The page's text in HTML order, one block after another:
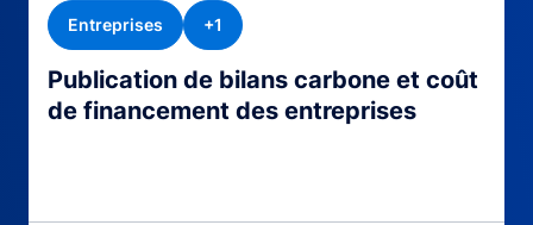
Publication de bilans carbone et coût
de financement des entreprises
Entreprises
+1